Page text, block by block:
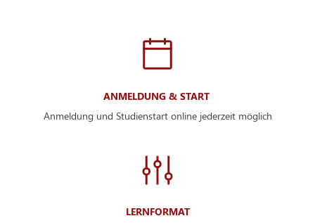
ANMELDUNG & START
Anmeldung und Studienstart online jederzeit möglich
LERNFORMAT